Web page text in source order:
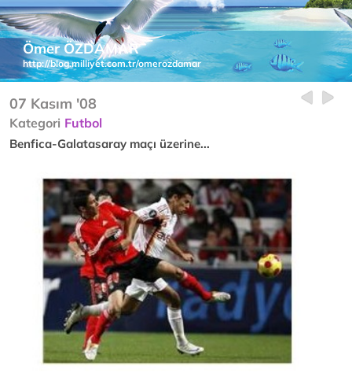
Ömer ÖZDAMAR
http://blog.milliyet.com.tr/omerozdamar
07 Kasım '08
Kategori Futbol
Benfica-Galatasaray maçı üzerine...